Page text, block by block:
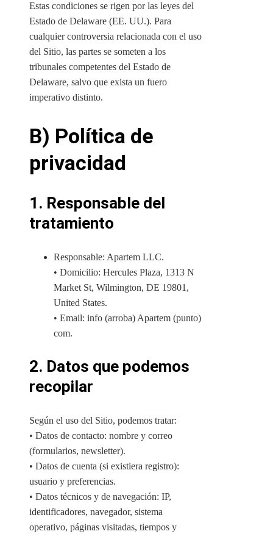
Estas condiciones se rigen por las leyes del
Estado de Delaware (EE. UU.). Para
cualquier controversia relacionada con el uso
del Sitio, las partes se someten a los
tribunales competentes del Estado de
Delaware, salvo que exista un fuero
imperativo distinto.
B) Política de
privacidad
1. Responsable del
tratamiento
Responsable: Apartem LLC.
• Domicilio: Hercules Plaza, 1313 N
Market St, Wilmington, DE 19801,
United States.
• Email: info (arroba) Apartem (punto)
com.
2. Datos que podemos
recopilar
Según el uso del Sitio, podemos tratar:
• Datos de contacto: nombre y correo
(formularios, newsletter).
• Datos de cuenta (si existiera registro):
usuario y preferencias.
• Datos técnicos y de navegación: IP,
identificadores, navegador, sistema
operativo, páginas visitadas, tiempos y